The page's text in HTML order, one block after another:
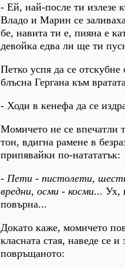
- Ей, най-после ти излезе
Владо и Марин се
бе, навита ти е, пияна е
девойка едва ли ще ти
Петко успя да се отскубне
блъсна Гергана към
- Ходи в кенефа да се
Момичето не се впечатли
тон, вдигна рамене в
припявайки по-натататък:
- Пети - пистолети,
вредни, осми - косми... Ух,
повърна...
Докато каже, момичето
класната стая, наведе се
повръщаното: